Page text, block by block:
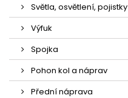
Světla, osvětlení, pojistky
Výfuk
Spojka
Pohon kol a náprav
Přední náprava